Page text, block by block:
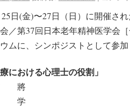
日(金)〜27日（日）に開催さ
／第37回日本老年精神医学会
ムに、シンポジストとして参
における心理士の役割」
將
学